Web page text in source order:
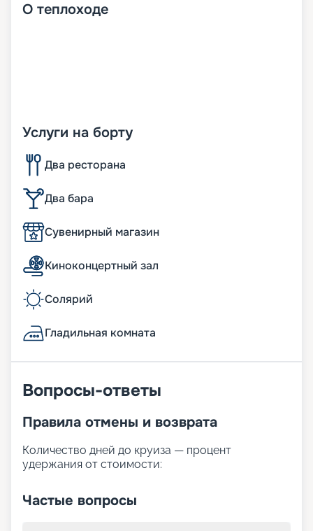
О теплоходе
Услуги на борту
Два ресторана
Два бара
Сувенирный магазин
Киноконцертный зал
Солярий
Гладильная комната
Вопросы-ответы
Правила отмены и возврата
Количество дней до круиза — процент
удержания от стоимости:
Частые вопросы